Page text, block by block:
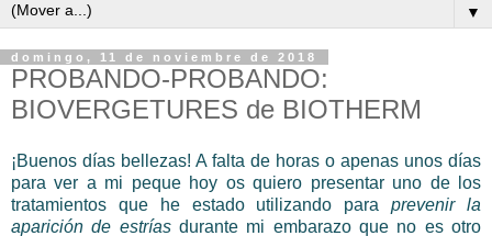
▼
domingo, 11 de noviembre de 2018
PROBANDO-PROBANDO:
BIOVERGETURES de BIOTHERM
¡Buenos días bellezas! A falta de horas o apenas unos días
para ver a mi peque hoy os quiero presentar uno de los
tratamientos que he estado utilizando paraprevenir la
aparición de estríasdurante mi embarazo que no es otro